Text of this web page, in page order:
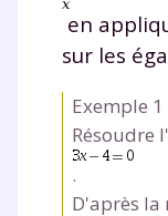
en
sur les
Exemple 1
Résoudre
.
D'après la